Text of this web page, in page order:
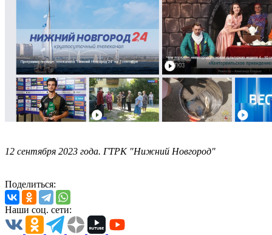
12 сентября 2023 года. ГТРК "Нижний Новгород"
Поделиться:
Наши соц. сети: